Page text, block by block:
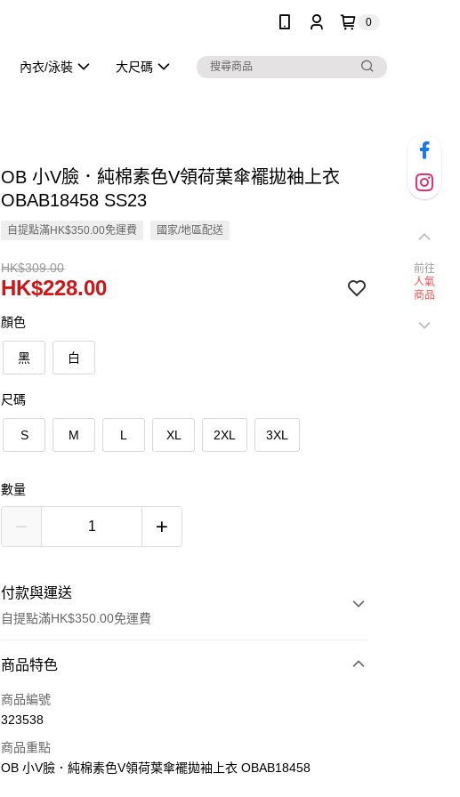
0
內衣/泳裝 大尺碼
OB 小V臉．純棉素色V領荷葉傘襬拋袖上衣
OBAB18458 SS23
自提點滿HK$350.00免運費 國家/地區配送
HK$309.00
HK$228.00
顏色
黑 白
尺碼
S M L XL 2XL 3XL
數量
付款與運送
自提點滿HK$350.00免運費
付款方式
信用卡
AlipayHK
商品特色
商品編號
323538
商品重點
OB 小V臉．純棉素色V領荷葉傘襬拋袖上衣 OBAB18458
前往
人氣
商品